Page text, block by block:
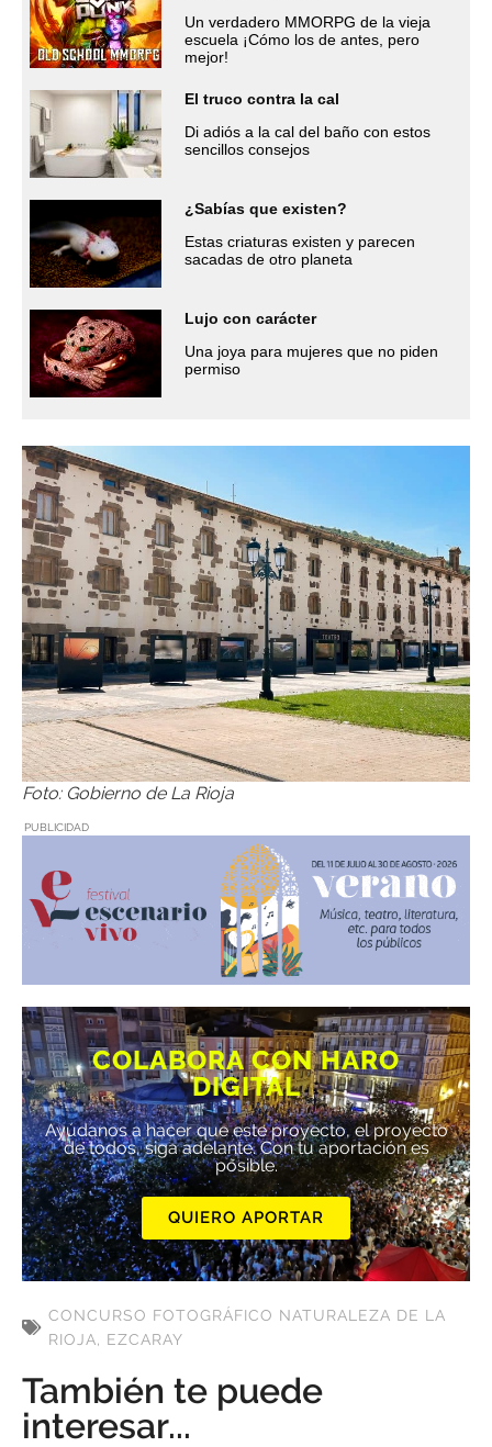
Un verdadero MMORPG de la vieja
escuela ¡Cómo los de antes, pero
mejor!
El truco contra la cal
Di adiós a la cal del baño con estos
sencillos consejos
¿Sabías que existen?
Estas criaturas existen y parecen
sacadas de otro planeta
Lujo con carácter
Una joya para mujeres que no piden
permiso
Foto: Gobierno de La Rioja
PUBLICIDAD
COLABORA CON HARO
DIGITAL
Ayúdanos a hacer que este proyecto, el proyecto
de todos, siga adelante. Con tu aportación es
posible.
QUIERO APORTAR
CONCURSO FOTOGRÁFICO NATURALEZA DE LA
RIOJA, EZCARAY
También te puede
interesar...